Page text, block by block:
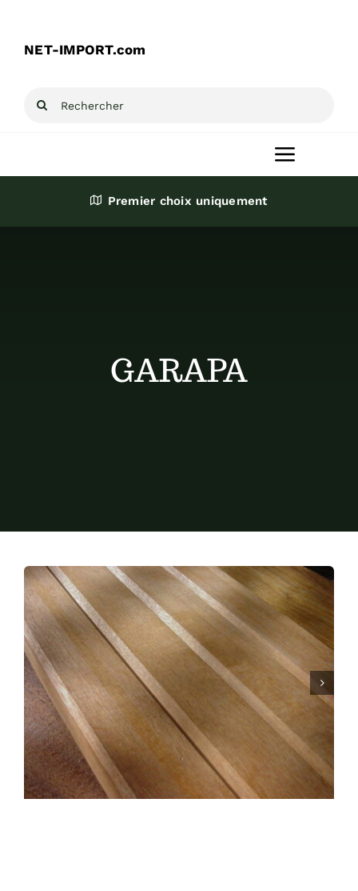
contenu
NET-IMPORT.com
Rechercher:
Toggle
Conseils de pose
Premier choix uniquement
GARAPA
